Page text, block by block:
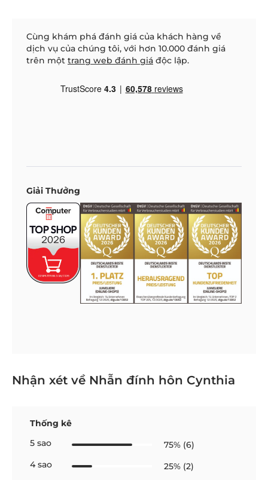
Cùng khám phá đánh giá của khách hàng về
dịch vụ của chúng tôi, với hơn 10.000 đánh giá
trên một trang web đánh giá độc lập.
Giải Thưởng
Nhận xét về Nhẫn đính hôn Cynthia
Thống kê
5 sao
75% (6)
4 sao
25% (2)